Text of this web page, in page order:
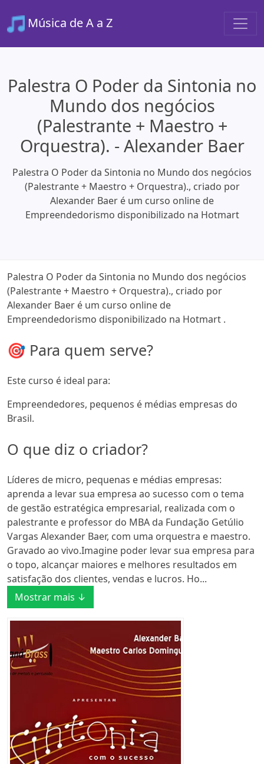
Música de A a Z
Palestra O Poder da Sintonia no
Mundo dos negócios
(Palestrante + Maestro +
Orquestra). - Alexander Baer
Palestra O Poder da Sintonia no Mundo dos negócios
(Palestrante + Maestro + Orquestra)., criado por
Alexander Baer é um curso online de
Empreendedorismo disponibilizado na Hotmart
Palestra O Poder da Sintonia no Mundo dos negócios
(Palestrante + Maestro + Orquestra)., criado por
Alexander Baer é um curso online de
Empreendedorismo disponibilizado na Hotmart .
🎯 Para quem serve?
Este curso é ideal para:
Empreendedores, pequenos é médias empresas do
Brasil.
O que diz o criador?
Líderes de micro, pequenas e médias empresas:
aprenda a levar sua empresa ao sucesso com o tema
de gestão estratégica empresarial, realizada com o
palestrante e professor do MBA da Fundação Getúlio
Vargas Alexander Baer, com uma orquestra e maestro.
Gravado ao vivo.Imagine poder levar sua empresa para
o topo, alcançar maiores e melhores resultados em
satisfação dos clientes, vendas e lucros. Ho...
Mostrar mais ↓